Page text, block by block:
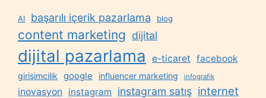
AI başarılı içerik pazarlama blog
content marketing dijital
dijital pazarlama e-ticaret facebook
girişimcilik google influencer marketing infografik
inovasyon instagram instagram satış internet